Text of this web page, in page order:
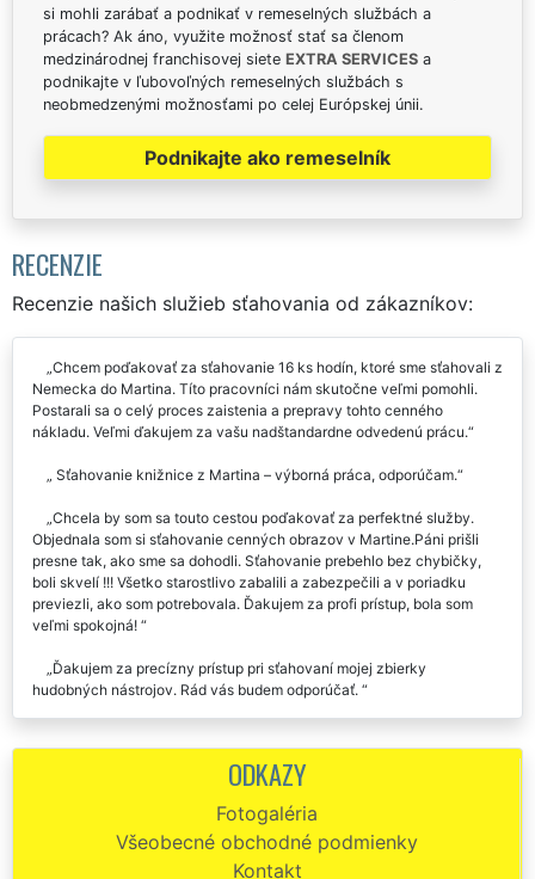
si mohli zarábať a podnikať v remeselných službách a
prácach? Ak áno, využite možnosť stať sa členom
medzinárodnej franchisovej siete EXTRA SERVICES a
podnikajte v ľubovoľných remeselných službách s
neobmedzenými možnosťami po celej Európskej únii.
Podnikajte ako remeselník
RECENZIE
Recenzie našich služieb sťahovania od zákazníkov:
Chcem poďakovať za sťahovanie 16 ks hodín, ktoré sme sťahovali z
Nemecka do Martina. Títo pracovníci nám skutočne veľmi pomohli.
Postarali sa o celý proces zaistenia a prepravy tohto cenného
nákladu. Veľmi ďakujem za vašu nadštandardne odvedenú prácu.
Sťahovanie knižnice z Martina – výborná práca, odporúčam.
Chcela by som sa touto cestou poďakovať za perfektné služby.
Objednala som si sťahovanie cenných obrazov v Martine.Páni prišli
presne tak, ako sme sa dohodli. Sťahovanie prebehlo bez chybičky,
boli skvelí !!! Všetko starostlivo zabalili a zabezpečili a v poriadku
previezli, ako som potrebovala. Ďakujem za profi prístup, bola som
veľmi spokojná!
Ďakujem za precízny prístup pri sťahovaní mojej zbierky
hudobných nástrojov. Rád vás budem odporúčať.
kusov leteckých modelov z Martina. Chcel by som poďakovať za
opatrnosť a ohľaduplnosť, ktorú mi chlapi z tejto sťahovacej firmy
niektorý z modelov poničil. Odporúčam služby týchto pánov, sú to
majstri vo svojom odbore.
ODKAZY
Fotogaléria
Všeobecné obchodné podmienky
Kontakt